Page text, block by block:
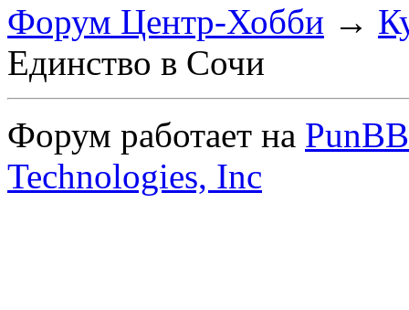
Форум Центр-Хобби →
Единство в Сочи
Форум работает на PunBB
Technologies, Inc